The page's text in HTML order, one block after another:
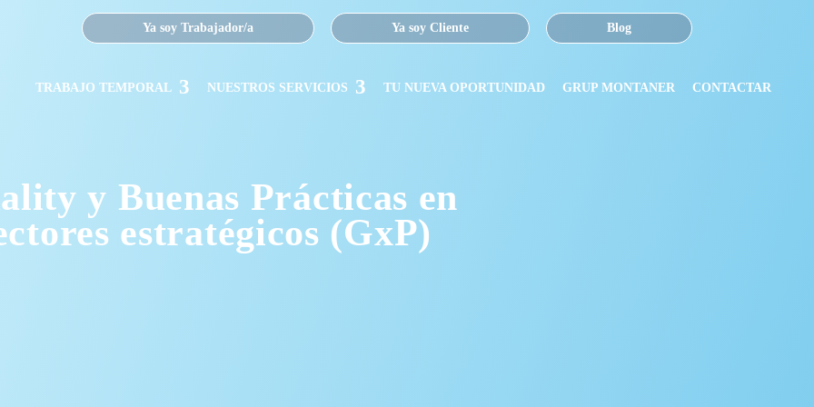
Ya soy Trabajador/a Ya soy Cliente Blog
TRABAJO TEMPORAL NUESTROS SERVICIOS TU NUEVA OPORTUNIDAD GRUP MONTANER CONTACTAR
y Buenas Prácticas en
estratégicos (GxP)